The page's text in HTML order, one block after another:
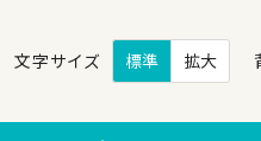
文字サイズ 標準 拡大